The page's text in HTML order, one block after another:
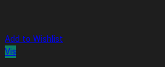
Add to Wishlist
Vis